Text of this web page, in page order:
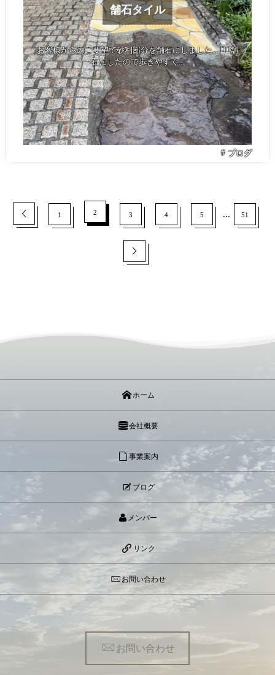
舗石タイル
お客様からのご要望で砂利部分を舗石にしました。👷‍♀️舗
石にしたので歩きやすく...
ブログ
1 2 3 4 5 ... 51
ホーム
会社概要
事業案内
ブログ
メンバー
リンク
お問い合わせ
お問い合わせ